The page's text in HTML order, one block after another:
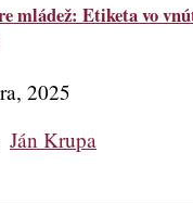
mládež: Etiketa vo
2025
Ján Krupa